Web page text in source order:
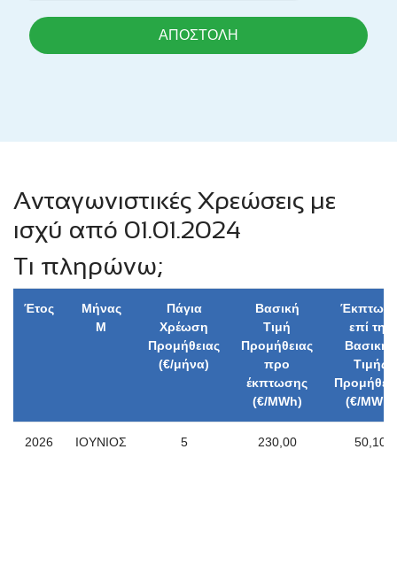
ΑΠΟΣΤΟΛΗ
Ανταγωνιστικές Χρεώσεις με
ισχύ από 01.01.2024
Τι πληρώνω;
Έτος
Μήνας
Μ
Πάγια
Χρέωση
Προμήθειας
(€/μήνα)
Βασική
Τιμή
Προμήθειας
προ
έκπτωσης
(€/MWh)
επί της
Βασικής
Τιμής
(€/MWh)
2026 ΙΟΥΝΙΟΣ 5 230,00 50,10